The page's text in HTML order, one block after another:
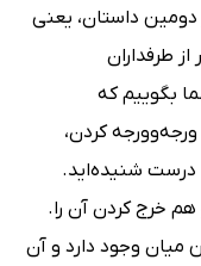
دومین داستان، یعنی
طرفداران
بگوییم که
کردن،
شنیده‌اید.
خرج کردن آن را.
میان وجود دارد و آن